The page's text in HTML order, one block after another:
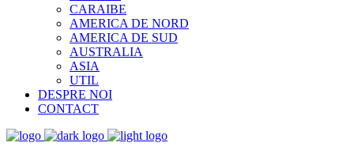
CARAIBE
AMERICA DE NORD
AMERICA DE SUD
AUSTRALIA
ASIA
UTIL
DESPRE NOI
CONTACT